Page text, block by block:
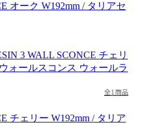
オーク W192mm / タリアセ
全1商品
チェリー W192mm / タリア